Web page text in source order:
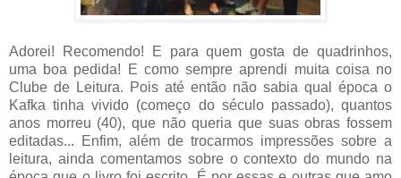
Adorei! Recomendo! E para quem gosta de quadrinhos,
uma boa pedida! E como sempre aprendi muita coisa no
Clube de Leitura. Pois até então não sabia qual época o
Kafka tinha vivido (começo do século passado), quantos
anos morreu (40), que não queria que suas obras fossem
editadas... Enfim, além de trocarmos impressões sobre a
leitura, ainda comentamos sobre o contexto do mundo na